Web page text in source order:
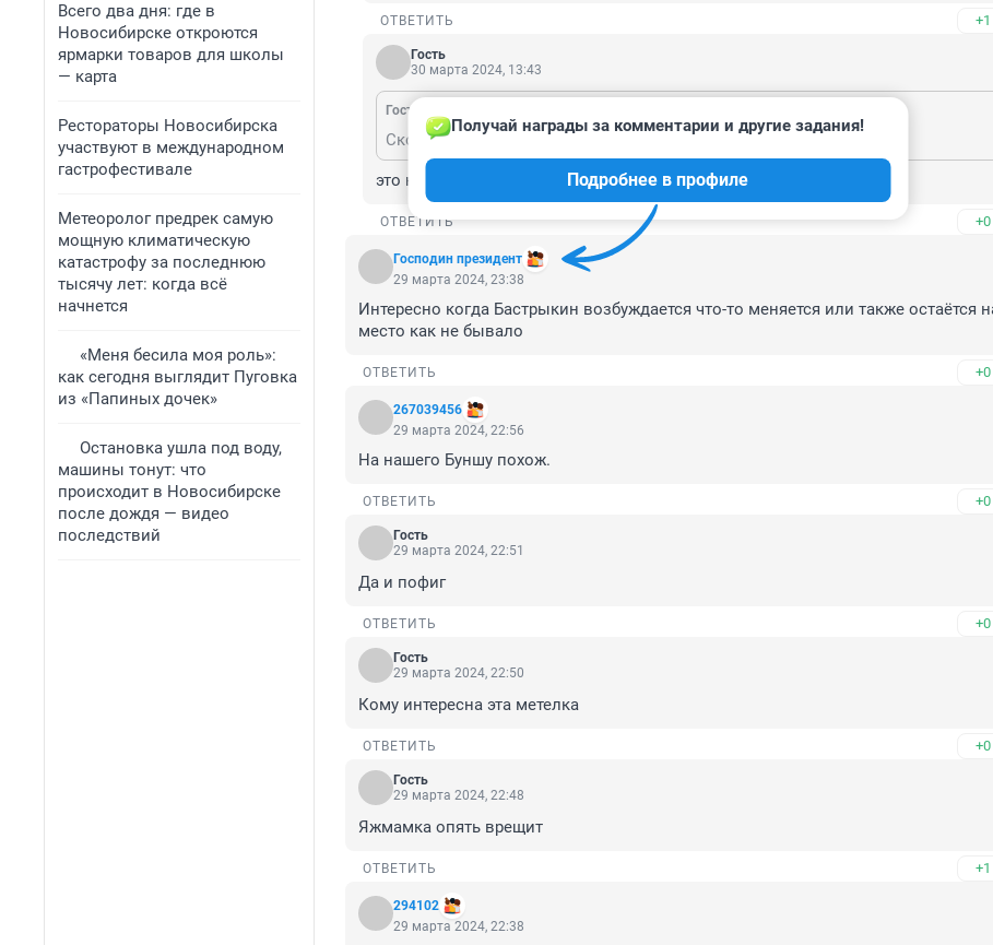
Всего два дня: где в
Новосибирске откроются
ярмарки товаров для школы
— карта
Рестораторы Новосибирска
участвуют в международном
гастрофестивале
Метеоролог предрек самую
мощную климатическую
катастрофу за последнюю
тысячу лет: когда всё
начнется
«Меня бесила моя роль»:
как сегодня выглядит Пуговка
из «Папиных дочек»
Остановка ушла под воду,
машины тонут: что
происходит в Новосибирске
после дождя — видео
последствий
ОТВЕТИТЬ +1
Гость
30 марта 2024, 13:43
Гость
Сколько нечисти развелось
это не нечисть...это грязь
ОТВЕТИТЬ +0
Господин президент
Получай награды за комментарии и другие задания!
Подробнее в профиле
29 марта 2024, 23:38
Интересно когда Бастрыкин возбуждается что-то меняется или также остаётся
место как не бывало
ОТВЕТИТЬ +0
267039456
29 марта 2024, 22:56
На нашего Буншу похож.
ОТВЕТИТЬ +0
Гость
29 марта 2024, 22:51
Да и пофиг
ОТВЕТИТЬ +0
Гость
29 марта 2024, 22:50
Кому интересна эта метелка
ОТВЕТИТЬ +0
Гость
29 марта 2024, 22:48
Яжмамка опять врещит
ОТВЕТИТЬ +1
294102
29 марта 2024, 22:38